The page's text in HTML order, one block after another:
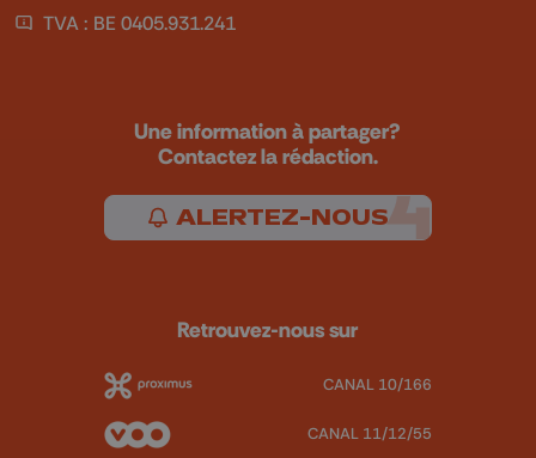
TVA : BE 0405.931.241
Une information à partager?
Contactez la rédaction.
ALERTEZ-NOUS
Retrouvez-nous sur
CANAL 10/166
CANAL 11/12/55